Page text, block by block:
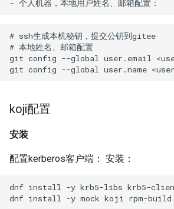
# ssh生成本机秘钥，提交公钥到gitee
# 本地姓名、邮箱配置
git config --global user.email
koji配置
安装
配置kerberos客户端： 安装：
dnf install -y krb5-libs krb5-client